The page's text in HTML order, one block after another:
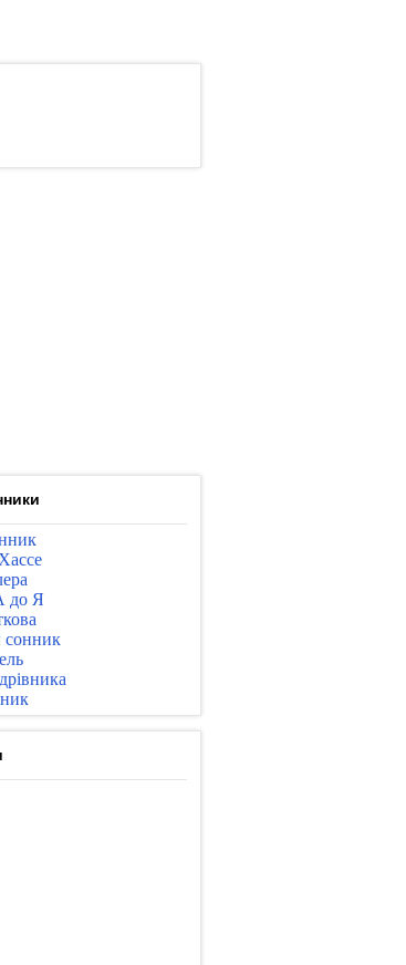
до Я
сонник